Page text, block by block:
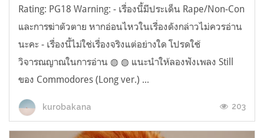
Rating: PG18 Warning: - เรื่องนี้มีประเด็น Rape/Non-Con
และการฆ่าตัวตาย หากอ่อนไหวในเรื่องดังกล่าวไม่ควรอ่าน
นะคะ - เรื่องนี้ไม่ใช่เรื่องจริงแต่อย่างใด โปรดใช้
วิจารณญาณในการอ่าน ◍ ◍ แนะนำให้ลองฟังเพลง Still
ของ Commodores (Long ver.) ...
kurobakana 203